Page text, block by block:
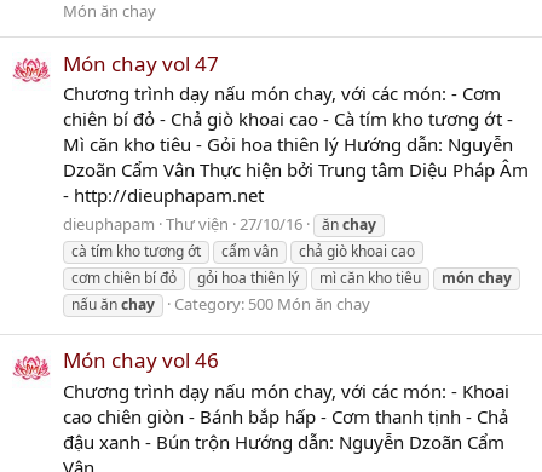
Món ăn chay
Món chay vol 47
Chương trình dạy nấu món chay, với các món: - Cơm
chiên bí đỏ - Chả giò khoai cao - Cà tím kho tương ớt -
Mì căn kho tiêu - Gỏi hoa thiên lý Hướng dẫn: Nguyễn
Dzoãn Cẩm Vân Thực hiện bởi Trung tâm Diệu Pháp Âm
- http://dieuphapam.net
dieuphapam Thư viện 27/10/16 ănchay
cà tím kho tương ớt
cẩm vân
chả giò khoai cao
cơm chiên bí đỏ
gỏi hoa thiên lý mì căn kho tiêu món chay
nấu ănchay Category: 500 Món ăn chay
Món chay vol 46
Chương trình dạy nấu món chay, với các món: - Khoai
cao chiên giòn - Bánh bắp hấp - Cơm thanh tịnh - Chả
đậu xanh - Bún trộn Hướng dẫn: Nguyễn Dzoãn Cẩm